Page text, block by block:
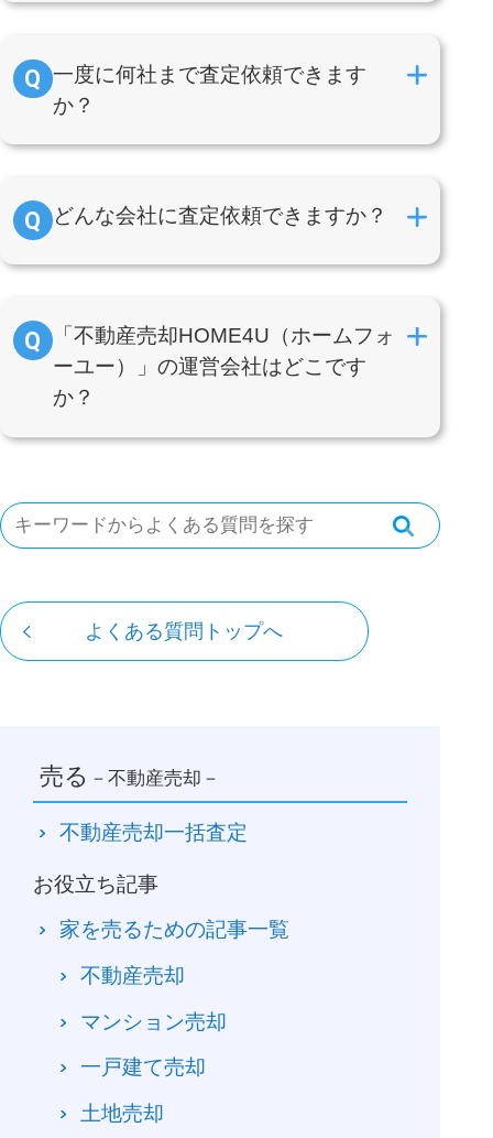
一度に何社まで査定依頼できます
か？
どんな会社に査定依頼できますか？
「不動産売却HOME4U（ホームフォ
ーユー）」の運営会社はどこです
か？
よくある質問トップへ
売る －不動産売却－
不動産売却一括査定
お役立ち記事
家を売るための記事一覧
不動産売却
マンション売却
一戸建て売却
土地売却